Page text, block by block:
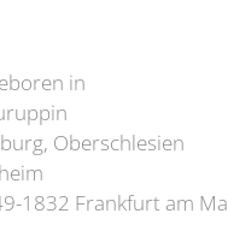
in
Oberschlesien
1832 Frankfurt am